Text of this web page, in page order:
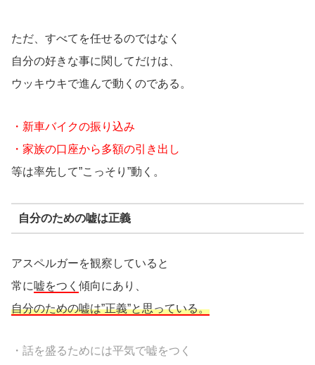
ただ、すべてを任せるのではなく
自分の好きな事に関してだけは、
ウッキウキで進んで動くのである。
・新車バイクの振り込み
・家族の口座から多額の引き出し
等は率先して”こっそり”動く。
自分のための嘘は正義
アスペルガーを観察していると
常に嘘をつく 傾向にあり、
自分のための嘘は”正義”と思っている。
・話を盛るためには平気で嘘をつく